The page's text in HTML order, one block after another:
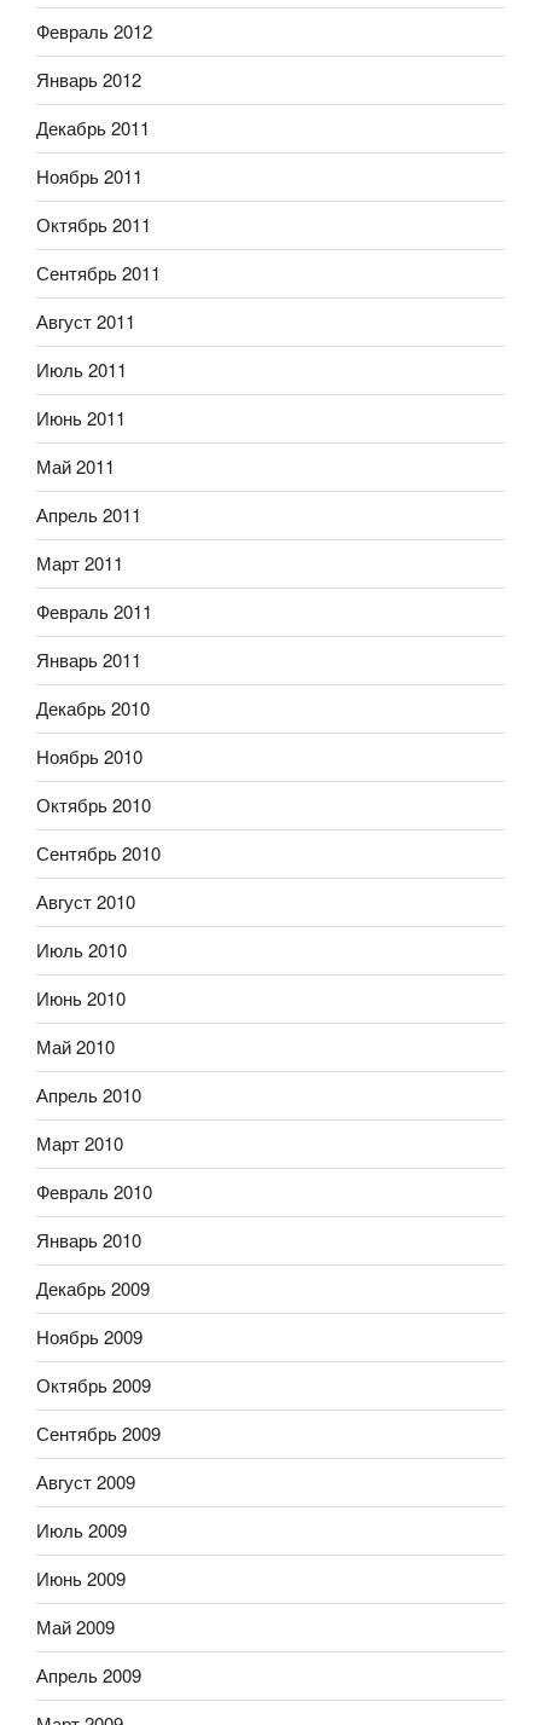
Февраль 2012
Январь 2012
Декабрь 2011
Ноябрь 2011
Октябрь 2011
Сентябрь 2011
Август 2011
Июль 2011
Июнь 2011
Май 2011
Апрель 2011
Март 2011
Февраль 2011
Январь 2011
Декабрь 2010
Ноябрь 2010
Октябрь 2010
Сентябрь 2010
Август 2010
Июль 2010
Июнь 2010
Май 2010
Апрель 2010
Март 2010
Февраль 2010
Январь 2010
Декабрь 2009
Ноябрь 2009
Октябрь 2009
Сентябрь 2009
Август 2009
Июль 2009
Июнь 2009
Май 2009
Апрель 2009